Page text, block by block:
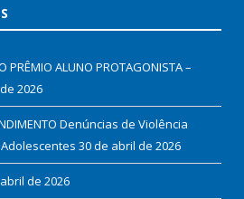
PRÊMIO ALUNO PROTAGONISTA –
2026
Denúncias de Violência
30 de abril de 2026
de 2026